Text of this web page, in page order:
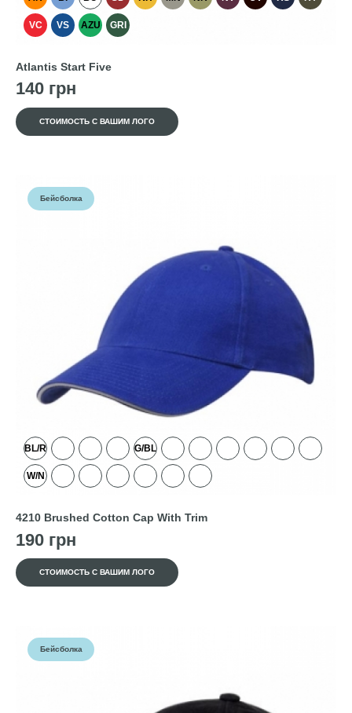
VC VS AZU GRI
Atlantis Start Five
140 грн
СТОИМОСТЬ С ВАШИМ ЛОГО
Бейсболка
BL/R G/BL
W/N
4210 Brushed Cotton Cap With Trim
190 грн
СТОИМОСТЬ С ВАШИМ ЛОГО
Бейсболка